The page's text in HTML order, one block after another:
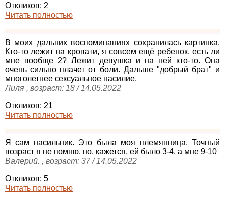
Откликов: 2
Читать полностью
В моих дальних воспоминаниях сохранилась картинка.
Кто-то лежит на кровати, я совсем ещё ребенок, есть ли
мне вообще 2? Лежит девушка и на ней кто-то. Она
очень сильно плачет от боли. Дальше "добрый брат" и
многолетнее сексуальное насилие.
Лиля , возраст: 18 / 14.05.2022
Откликов: 21
Читать полностью
Я сам насильник. Это была моя племянница. Точный
возраст я не помню, но, кажется, ей было 3-4, а мне 9-10
Валерий. , возраст: 37 / 14.05.2022
Откликов: 5
Читать полностью